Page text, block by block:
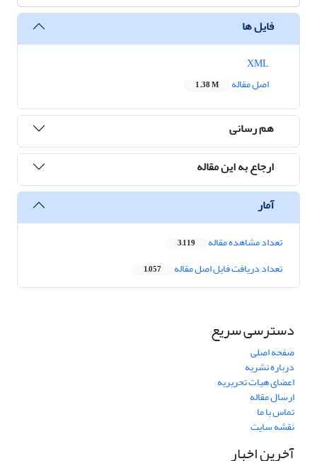
فایل ها
اصل مقاله
1.38 M
هم رسانی
ارجاع به این مقاله
آمار
تعداد مشاهده مقاله 3,119
تعداد دریافت فایل اصل مقاله 1,057
دسترسی سریع
صفحه اصلی
درباره نشریه
اعضای هیات تحریریه
ارسال مقاله
تماس با ما
نقشه سایت
آخرین اخبار